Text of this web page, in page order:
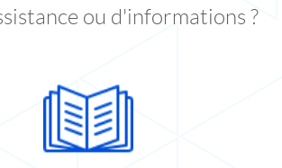
ou d'informations ?